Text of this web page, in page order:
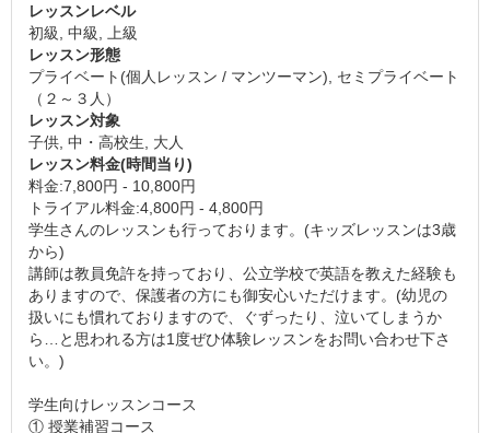
レッスンレベル
初級, 中級, 上級
レッスン形態
プライベート(個人レッスン / マンツーマン), セミプライベート
（２～３人）
レッスン対象
子供, 中・高校生, 大人
レッスン料金(時間当り)
料金:7,800円 - 10,800円
トライアル料金:4,800円 - 4,800円
学生さんのレッスンも行っております。(キッズレッスンは3歳
から)
講師は教員免許を持っており、公立学校で英語を教えた経験も
ありますので、保護者の方にも御安心いただけます。(幼児の
扱いにも慣れておりますので、ぐずったり、泣いてしまうか
ら…と思われる方は1度ぜひ体験レッスンをお問い合わせ下さ
い。)
学生向けレッスンコース
① 授業補習コース